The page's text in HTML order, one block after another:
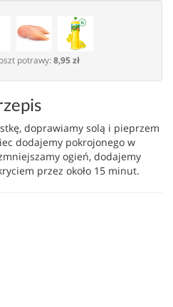
potrawy:8,95 zł
doprawiamy solą i pieprzem
dodajemy pokrojonego w
ogień, dodajemy
przez około 15 minut.